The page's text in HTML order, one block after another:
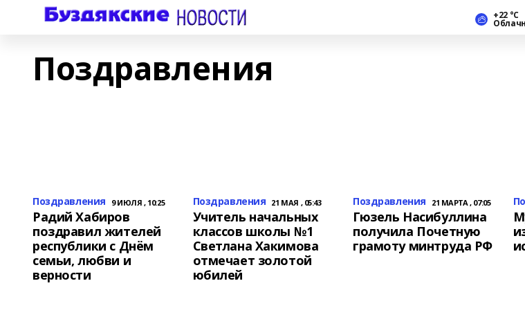
+22 °С
Поздравления
Поздравления 9 ИЮЛЯ , 10:25
Радий Хабиров
поздравил жителей
республики с Днём
семьи, любви и
верности
Поздравления 21 МАЯ , 05:43
Учитель начальных
классов школы №1
Светлана Хакимова
отмечает золотой
юбилей
Поздравления 21 МАРТА , 07:05
Гюзель Насибуллина
получила Почетную
грамоту минтруда РФ